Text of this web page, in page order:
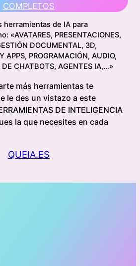
COMPLETOS
herramientas de IA para
«AVATARES, PRESENTACIONES,
DOCUMENTAL, 3D,
APPS, PROGRAMACIÓN, AUDIO,
CHATBOTS, AGENTES IA,…»
más herramientas te
le des un vistazo a este
DE INTELIGENCIA
la que necesites en cada
QUEIA.ES